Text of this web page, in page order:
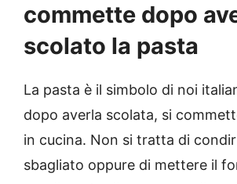
commette dopo
scolato la pasta
La pasta è il simbolo di noi
dopo averla scolata, si
in cucina. Non si tratta di
sbagliato oppure di mettere il